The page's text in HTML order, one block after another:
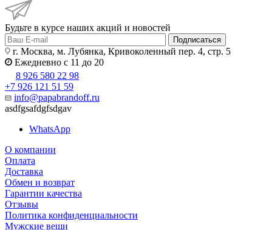
Будьте в курсе наших акций и новостей
Подписаться
г. Москва, м. Лубянка, Кривоколенный пер. 4, стр. 5
Ежедневно с 11 до 20
8 926 580 22 98
+7 926 121 51 59
info@papabrandoff.ru
asdfgsafdgfsdgav
WhatsApp
О компании
Оплата
Доставка
Обмен и возврат
Гарантии качества
Отзывы
Политика конфиденциальности
Мужские вещи